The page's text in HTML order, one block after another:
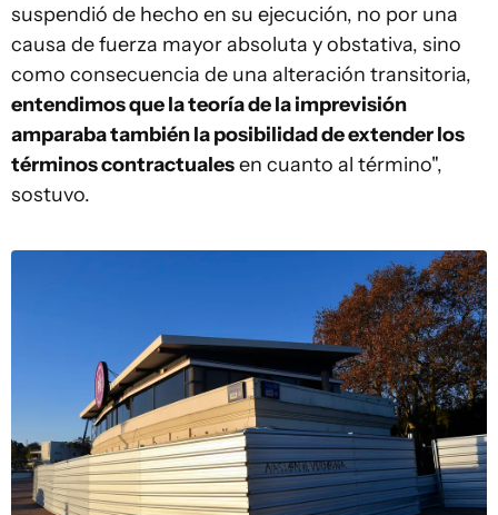
suspendió de hecho en su ejecución, no por una
causa de fuerza mayor absoluta y obstativa, sino
como consecuencia de una alteración transitoria,
entendimos que la teoría de la imprevisión
amparaba también la posibilidad de extender los
términos contractualesen cuanto al término",
sostuvo.